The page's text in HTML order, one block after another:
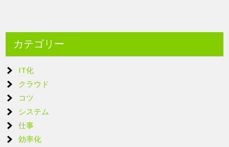
カテゴリー
IT化
クラウド
コツ
システム
仕事
効率化